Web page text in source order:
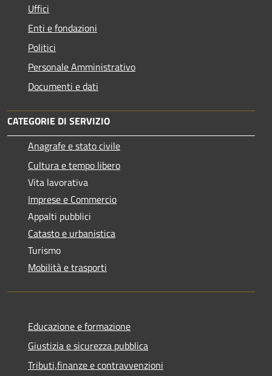
Uffici
Enti e fondazioni
Politici
Personale Amministrativo
Documenti e dati
CATEGORIE DI SERVIZIO
Anagrafe e stato civile
Cultura e tempo libero
Vita lavorativa
Imprese e Commercio
Appalti pubblici
Catasto e urbanistica
Turismo
Mobilità e trasporti
Educazione e formazione
Giustizia e sicurezza pubblica
Tributi,finanze e contravvenzioni